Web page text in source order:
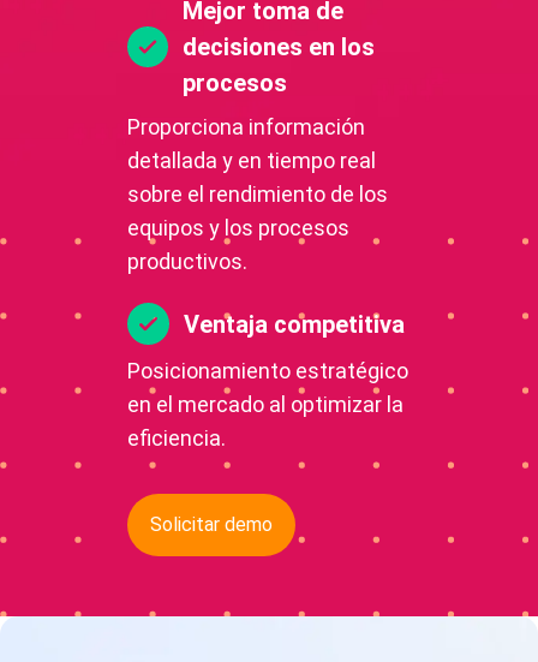
Mejor toma de
decisiones en los
procesos
Proporciona información
detallada y en tiempo real
sobre el rendimiento de los
equipos y los procesos
productivos.
Ventaja competitiva
Posicionamiento estratégico
en el mercado al optimizar la
eficiencia.
Solicitar demo